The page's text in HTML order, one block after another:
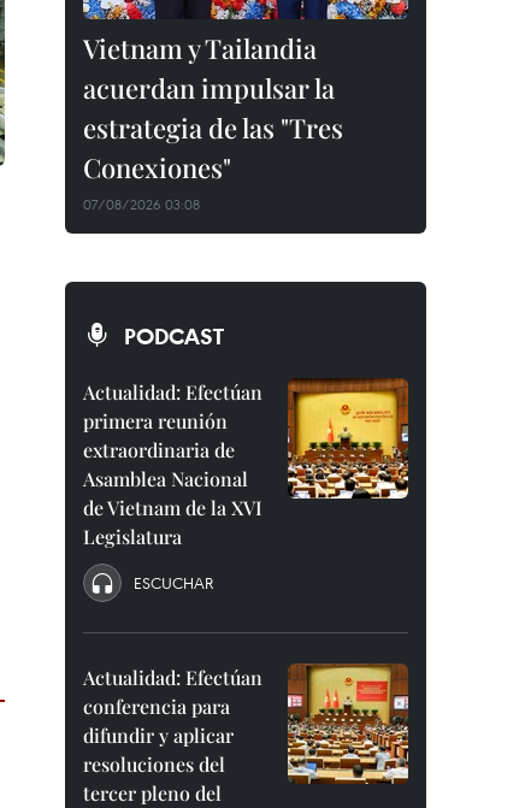
Vietnam y Tailandia
acuerdan impulsar la
estrategia de las "Tres
Conexiones"
07/08/2026 03:08
PODCAST
Actualidad: Efectúan
primera reunión
extraordinaria de
Asamblea Nacional
de Vietnam de la XVI
Legislatura
ESCUCHAR
Actualidad: Efectúan
conferencia para
difundir y aplicar
resoluciones del
tercer pleno del